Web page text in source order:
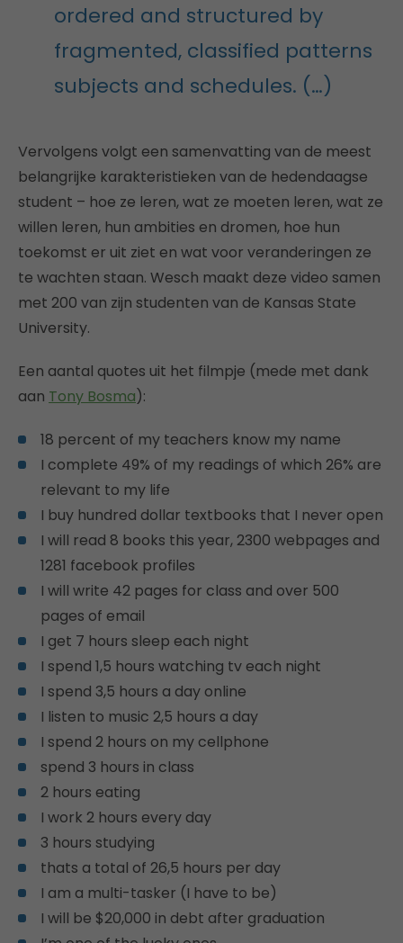
ordered and structured by
fragmented, classified patterns
subjects and schedules. (…)
Vervolgens volgt een samenvatting van de meest
belangrijke karakteristieken van de hedendaagse
student – hoe ze leren, wat ze moeten leren, wat ze
willen leren, hun ambities en dromen, hoe hun
toekomst er uit ziet en wat voor veranderingen ze
te wachten staan. Wesch maakt deze video samen
met 200 van zijn studenten van de Kansas State
University.
Een aantal quotes uit het filmpje (mede met dank
aan Tony Bosma):
18 percent of my teachers know my name
I complete 49% of my readings of which 26% are
relevant to my life
I buy hundred dollar textbooks that I never open
I will read 8 books this year, 2300 webpages and
1281 facebook profiles
I will write 42 pages for class and over 500
pages of email
I get 7 hours sleep each night
I spend 1,5 hours watching tv each night
I spend 3,5 hours a day online
I listen to music 2,5 hours a day
I spend 2 hours on my cellphone
spend 3 hours in class
2 hours eating
I work 2 hours every day
3 hours studying
thats a total of 26,5 hours per day
I am a multi-tasker (I have to be)
I will be $20,000 in debt after graduation